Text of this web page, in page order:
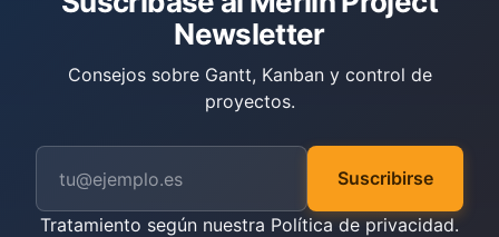
Newsletter
Consejos sobre Gantt, Kanban y control de
proyectos.
Suscribirse
Tratamiento según nuestra Política de privacidad.